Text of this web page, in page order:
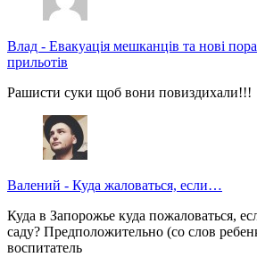
Влад - Евакуація мешканців та нові
прильотів
Рашисти суки щоб вони повиздихали!!!
Валений - Куда жаловаться, если…
Куда в Запорожье куда пожаловаться,
саду? Предположительно (со слов
воспитатель